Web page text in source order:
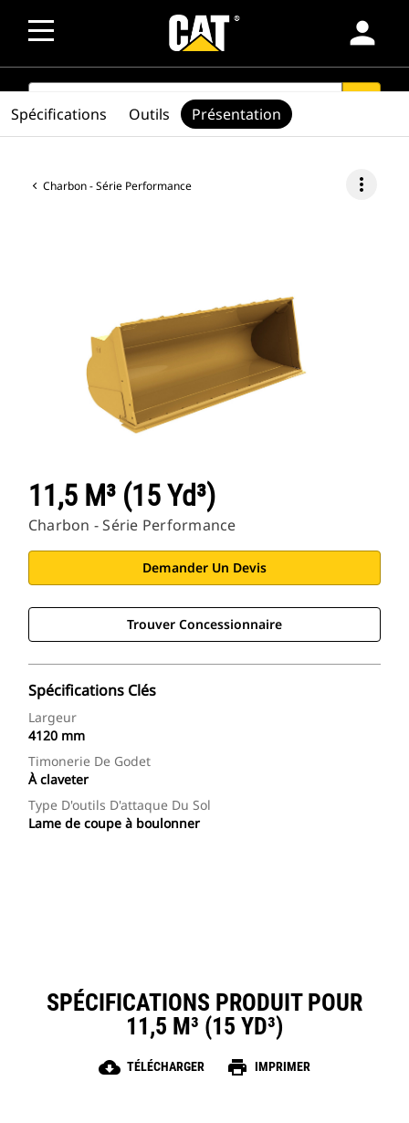
person
SEARCH
Charbon - Série Performance more_vert
11,5 M³ (15 Yd³)
Charbon - Série Performance
Demander Un Devis
Trouver Concessionnaire
Spécifications Clés
Largeur
4120 mm
Timonerie De Godet
À claveter
Type D'outils D'attaque Du Sol
Lame de coupe à boulonner
Spécifications Outils Présentation
SPÉCIFICATIONS PRODUIT POUR
11,5 M³ (15 YD³)
cloud_download TÉLÉCHARGER print IMPRIMER